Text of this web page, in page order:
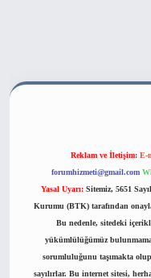
Reklam ve İletişim: E-
forumhizmeti@gmail.com
Yasal Uyarı: Sitemiz, 5651
Kurumu (BTK) tarafından
Bu nedenle, sitedeki
yükümlülüğümüz
sorumluluğunu taşımakta
sayılırlar. Bu internet sitesi,